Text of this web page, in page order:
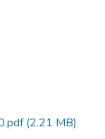
(2.21 MB)